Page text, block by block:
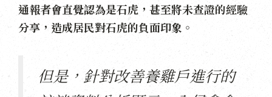
通報者會直覺認為是石虎，甚至將未查證的經驗
分享，造成居民對石虎的負面印象 。
但是，針對改善養雞戶進行的